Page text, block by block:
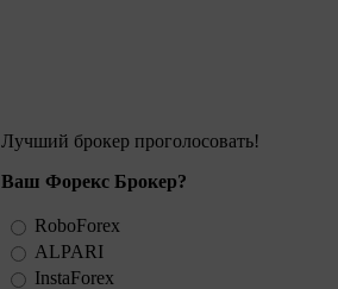
Лучший брокер проголосовать!
Ваш Форекс Брокер?
RoboForex
ALPARI
InstaForex